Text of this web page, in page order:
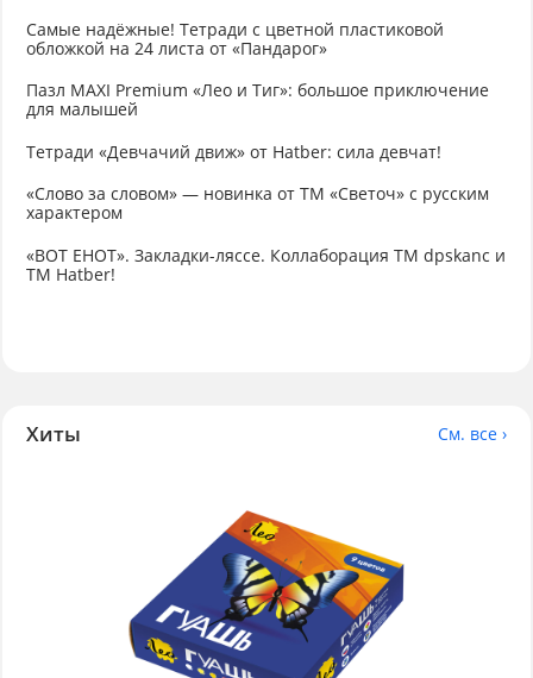
Самые надёжные! Тетради с цветной пластиковой
обложкой на 24 листа от «Пандарог»
Пазл MAXI Premium «Лео и Тиг»: большое приключение
для малышей
Тетради «Девчачий движ» от Hatber: сила девчат!
«Слово за словом» — новинка от ТМ «Светоч» с русским
характером
«ВОТ ЕНОТ». Закладки-ляссе. Коллаборация TM dpskanc и
ТМ Hatber!
Хиты См. все ›